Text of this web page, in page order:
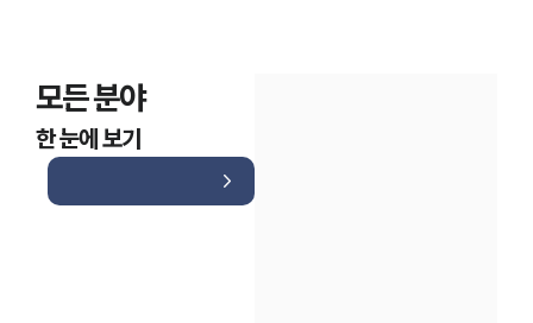
모든 분야
한 눈에 보기